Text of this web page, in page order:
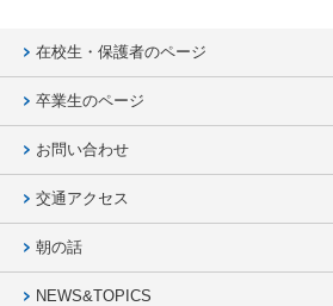
在校生・保護者のページ
卒業生のページ
お問い合わせ
交通アクセス
朝の話
NEWS&TOPICS